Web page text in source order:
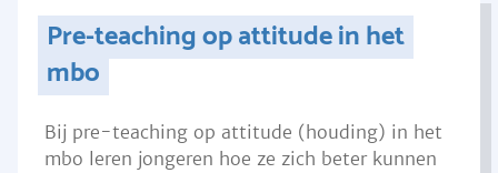
Pre-teaching op attitude in het
mbo
Bij pre-teaching op attitude (houding) in het
mbo leren jongeren hoe ze zich beter kunnen